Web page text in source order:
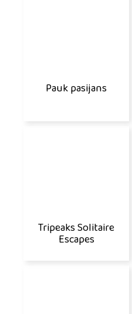
Tripeaks Solitaire
Escapes
Pauk pasijans